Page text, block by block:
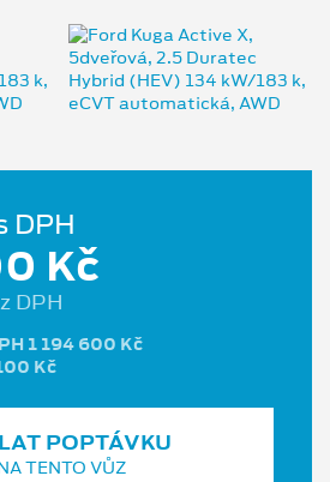
DPH
Kč
DPH
1 194 600 Kč
Kč
POPTÁVKU
TENTO VŮZ